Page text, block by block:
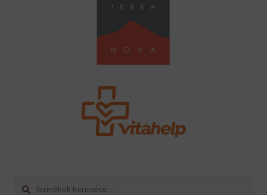
Keresés
Keresés